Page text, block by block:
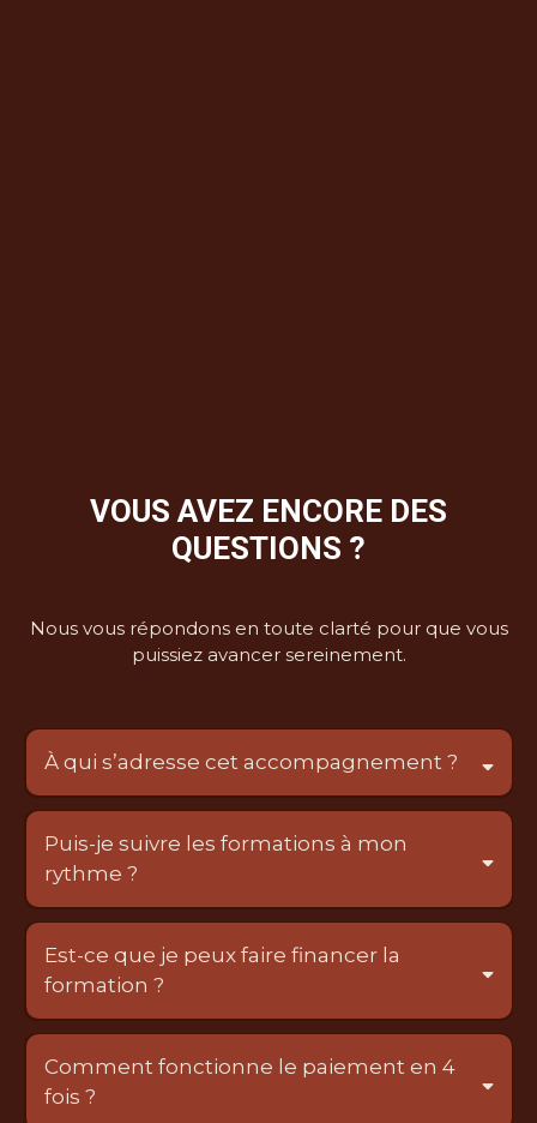
VOUS AVEZ ENCORE DES
QUESTIONS ?
Nous vous répondons en toute clarté pour que vous
puissiez avancer sereinement.
À qui s’adresse cet accompagnement ?
Puis-je suivre les formations à mon
rythme ?
Est-ce que je peux faire financer la
formation ?
éligibles au
financement FAFCEA
Comment fonctionne le paiement en 4
fois ?